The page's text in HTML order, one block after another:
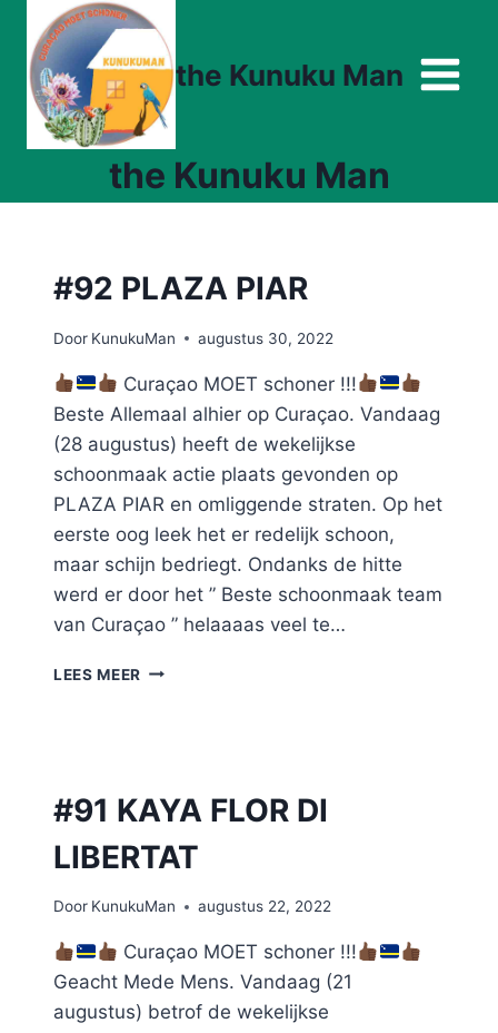
Doorgaan
naar
inhoud
the Kunuku Man
the Kunuku Man
#92 PLAZA PIAR
Door KunukuMan augustus 30, 2022
Curaçao MOET schoner !!!
Beste Allemaal alhier op Curaçao. Vandaag
(28 augustus) heeft de wekelijkse
schoonmaak actie plaats gevonden op
PLAZA PIAR en omliggende straten. Op het
eerste oog leek het er redelijk schoon,
maar schijn bedriegt. Ondanks de hitte
werd er door het ” Beste schoonmaak team
van Curaçao ” helaaaas veel te…
LEES MEER #92
#91 KAYA FLOR DI
LIBERTAT
Door KunukuMan augustus 22, 2022
Curaçao MOET schoner !!!
Geacht Mede Mens. Vandaag (21
augustus) betrof de wekelijkse